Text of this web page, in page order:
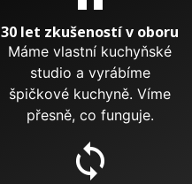
30 let zkušeností v oboru
Máme vlastní kuchyňské
studio a vyrábíme
špičkové kuchyně. Víme
přesně, co funguje.
sync